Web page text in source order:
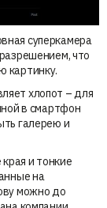
суперкамера
что
картинку.
хлопот – для
в смартфон
галерею и
и тонкие
на
можно до